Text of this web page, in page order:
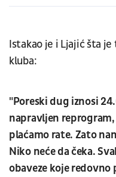
Istakao je i Ljajić šta
kluba:
"Poreski dug iznosi
napravljen
plaćamo rate. Zato
Niko neće da čeka.
obaveze koje redovno